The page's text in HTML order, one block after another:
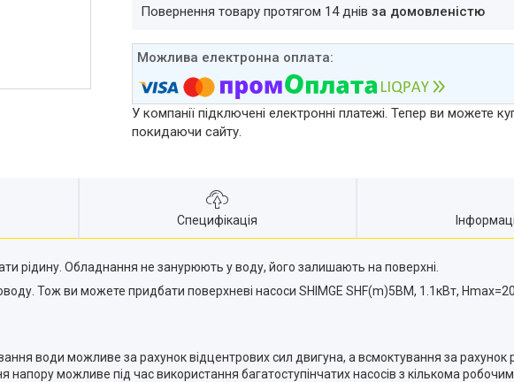
повернення товару протягом 14 днів за домовленістю
У компанії підключені електронні платежі. Тепер ви можете
покидаючи сайту.
Специфікація
рідину. Обладнання не занурюють у воду, його залишають на поверхні.
Тож ви можете придбати поверхневі насоси SHIMGE SHF(m)5BM, 1.1кВт,
води можливе за рахунок відцентрових сил двигуна, а всмоктування за
можливе під час використання багатоступінчатих насосів з кількома